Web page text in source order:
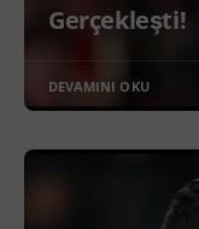
Gerçekleşti!
DEVAMINI OKU